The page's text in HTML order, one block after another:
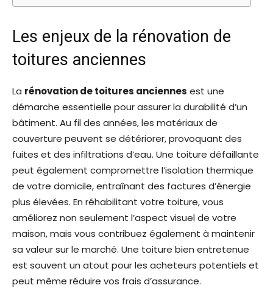
Les enjeux de la rénovation de
toitures anciennes
La rénovation de toitures anciennes est une
démarche essentielle pour assurer la durabilité d’un
bâtiment. Au fil des années, les matériaux de
couverture peuvent se détériorer, provoquant des
fuites et des infiltrations d’eau. Une toiture défaillante
peut également compromettre l’isolation thermique
de votre domicile, entraînant des factures d’énergie
plus élevées. En réhabilitant votre toiture, vous
améliorez non seulement l’aspect visuel de votre
maison, mais vous contribuez également à maintenir
sa valeur sur le marché. Une toiture bien entretenue
est souvent un atout pour les acheteurs potentiels et
peut même réduire vos frais d’assurance.